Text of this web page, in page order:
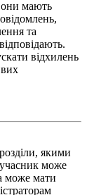
мають
та
відхилень
якими
може
може мати